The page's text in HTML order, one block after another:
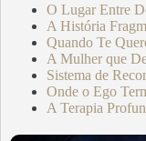
O Lugar Entre
A História
Quando Te
A Mulher que
Sistema de
Onde o Ego
A Terapia